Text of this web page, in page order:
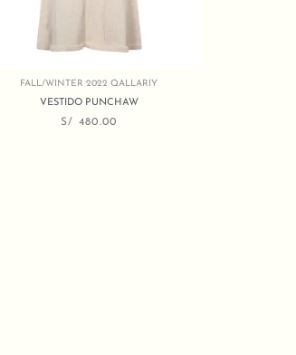
FALL/WINTER 2022 QALLARIY
VESTIDO PUNCHAW
S/ 480.00